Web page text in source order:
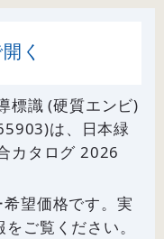
く
標識 (硬質エンビ)
は、日本緑
カタログ 2026
望価格です。実
ご覧ください。